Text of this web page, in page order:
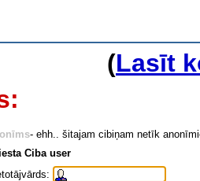
(Lasīt
- ehh.. šitajam cibiņam netīk
Ciba user